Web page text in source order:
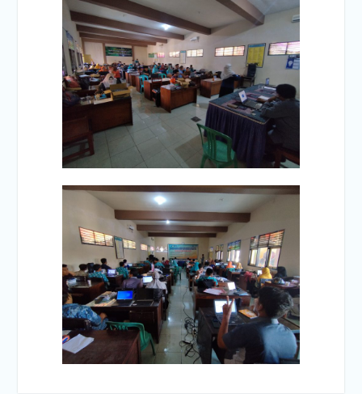
Pendidikan Nasional 2 Mei
2026 di SMKN 2 PRAYA
TENGAH.
Tunggu apa lagi? Daftarkan
diri anda di sekolah kami
SMKN 2 Praya Tengah
sekarang juga
Halal Bihalal SMKN 2
PRAYA TENGAH